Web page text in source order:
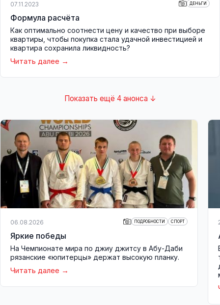
07.11.2023 ДЕНЬГИ
Формула расчёта
Как оптимально соотнести цену и качество при выборе
квартиры, чтобы покупка стала удачной инвестицией и
квартира сохранила ликвидность?
Читать далее
Показать ещё 4 анонса ↓
06.08.2026 ПОДРОБНОСТИ СПОРТ
Яркие победы
На Чемпионате мира по джиу джитсу в Абу-Даби
рязанские «юпитерцы» держат высокую планку.
Читать далее